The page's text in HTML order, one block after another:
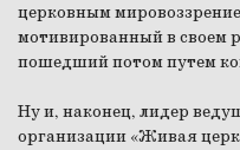
церковным
мотивированный в своем
пошедший потом путем
Ну и, наконец, лидер
организации «Живая